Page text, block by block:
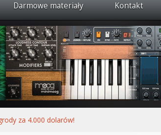
i warsztaty
Darmowe materiały Kontakt
za 4.000 dolarów!